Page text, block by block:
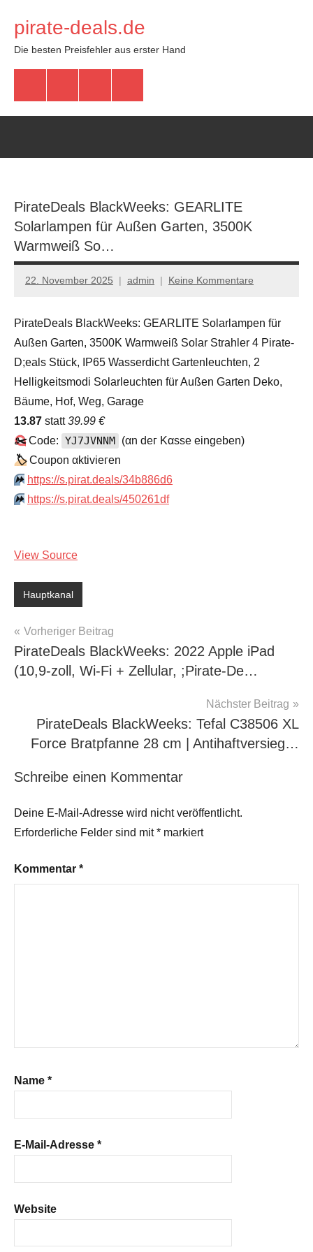
Inhalt
springen
pirate-deals.de
Die besten Preisfehler aus erster Hand
PirateDeals BlackWeeks: GEARLITE
Solarlampen für Außen Garten, 3500K
Warmweiß So…
22. November 2025 admin Keine Kommentare
PirateDeals BlackWeeks: GEARLITE Solarlampen für
Außen Garten, 3500K Warmweiß Solar Strahler 4 Pirate-
D;eals Stück, IP65 Wasserdicht Gartenleuchten, 2
Helligkeitsmodi Solarleuchten für Außen Garten Deko,
Bäume, Hof, Weg, Garage
13.87 statt39.99 €
✂️Code: YJ7JVNNM (αn dег Kαssе еingеbеn)
🏷Сοuрοn αktiviегеn
⏩️ https://s.pirat.deals/34b886d6
⏩️ https://s.pirat.deals/450261df
View Source
Hauptkanal
Beitragsnavigation
Vorheriger Beitrag
PirateDeals BlackWeeks: 2022 Apple iPad
(10,9-zoll, Wi-Fi + Zellular, ;Pirate-De…
Nächster Beitrag
PirateDeals BlackWeeks: Tefal C38506 XL
Force Bratpfanne 28 cm | Antihaftversieg…
Schreibe einen Kommentar
Deine E-Mail-Adresse wird nicht veröffentlicht.
Erforderliche Felder sind mit* markiert
Kommentar *
Name *
E-Mail-Adresse *
Website